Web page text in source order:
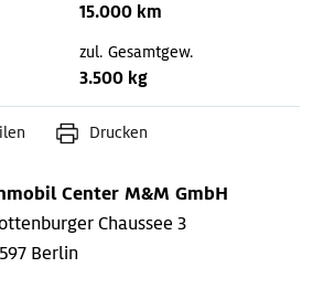
15.000 km
zul. Gesamtgew.
3.500 kg
Drucken
Center M&M GmbH
Chaussee 3
Berlin